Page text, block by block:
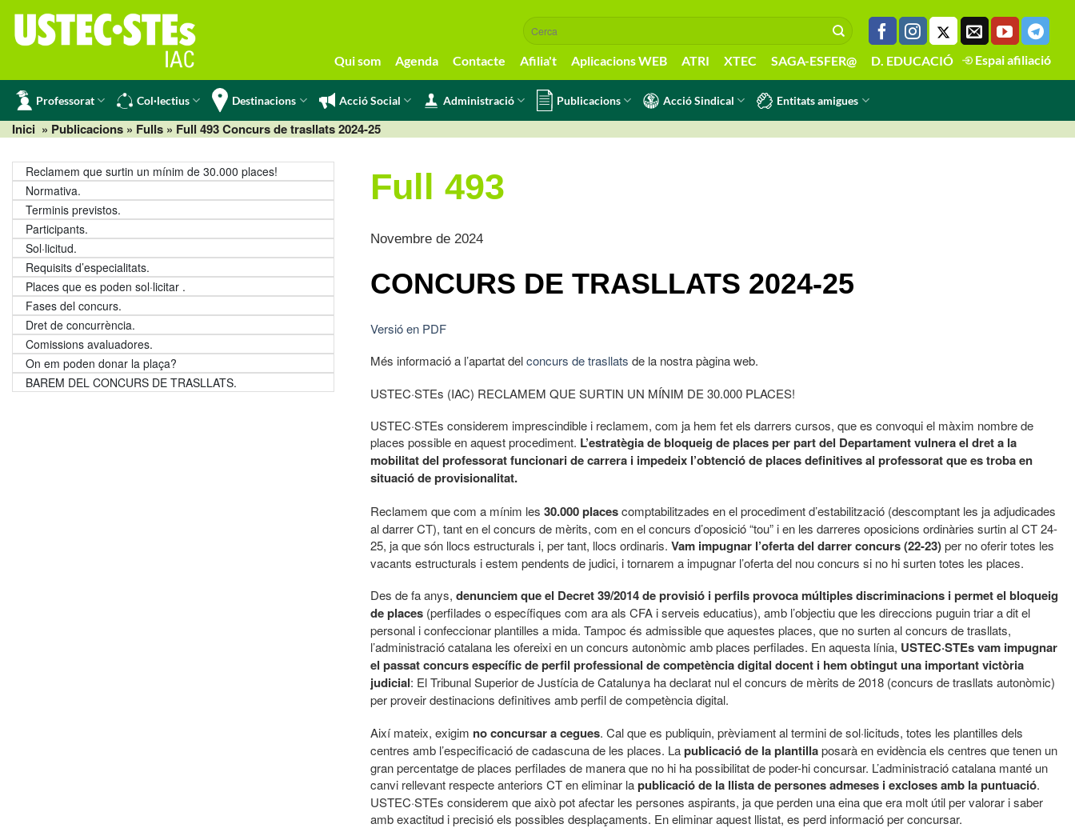
content
Qui som Agenda Contacte Afilia't Aplicacions WEB ATRI XTEC SAGA-ESFER@ D. EDUCACIÓ Espai afiliació
Professorat Col·lectius Destinacions Acció Social Administració Publicacions Acció Sindical Entitats amigues
Inici » Publicacions » Fulls » Full 493 Concurs de trasllats 2024-25
Reclamem que surtin un mínim de 30.000 places!
Normativa.
Terminis previstos.
Participants.
Sol·licitud.
Requisits d’especialitats.
Places que es poden sol·licitar .
Fases del concurs.
Dret de concurrència.
Comissions avaluadores.
On em poden donar la plaça?
BAREM DEL CONCURS DE TRASLLATS.
Full 493
Novembre de 2024
CONCURS DE TRASLLATS 2024-25
Versió en PDF
Més informació a l’apartat delconcurs de trasllats de la nostra pàgina web.
USTEC·STEs (IAC) RECLAMEM QUE SURTIN UN MÍNIM DE 30.000 PLACES!
USTEC·STEs considerem imprescindible i reclamem, com ja hem fet els darrers cursos, que es convoqui el màxim nombre de
places possible en aquest procediment. L’estratègia de bloqueig de places per part del Departament vulnera el dret a la
mobilitat del professorat funcionari de carrera i impedeix l’obtenció de places definitives al professorat que es troba en
situació de provisionalitat.
Reclamem que com a mínim les 30.000 placescomptabilitzades en el procediment d’estabilització (descomptant les ja adjudicades
al darrer CT), tant en el concurs de mèrits, com en el concurs d’oposició “tou” i en les darreres oposicions ordinàries surtin al CT 24-
25, ja que són llocs estructurals i, per tant, llocs ordinaris. Vam impugnar l’oferta del darrer concurs (22-23)per no oferir totes les
vacants estructurals i estem pendents de judici, i tornarem a impugnar l’oferta del nou concurs si no hi surten totes les places.
Des de fa anys, denunciem que el Decret 39/2014 de provisió i perfils provoca múltiples discriminacions i permet el bloqueig
de places (perfilades o específiques com ara als CFA i serveis educatius), amb l’objectiu que les direccions puguin triar a dit el
personal i confeccionar plantilles a mida. Tampoc és admissible que aquestes places, que no surten al concurs de trasllats,
l’administració catalana les ofereixi en un concurs autonòmic amb places perfilades. En aquesta línia, USTEC·STEs vam impugnar
el passat concurs específic de perfil professional de competència digital docent i hem obtingut una important victòria
judicial: El Tribunal Superior de Justícia de Catalunya ha declarat nul el concurs de mèrits de 2018 (concurs de trasllats autonòmic)
per proveir destinacions definitives amb perfil de competència digital.
Així mateix, exigim no concursar a cegues. Cal que es publiquin, prèviament al termini de sol·licituds, totes les plantilles dels
centres amb l’especificació de cadascuna de les places. Lapublicació de la plantillaposarà en evidència els centres que tenen un
gran percentatge de places perfilades de manera que no hi ha possibilitat de poder-hi concursar. L’administració catalana manté un
canvi rellevant respecte anteriors CT en eliminar lapublicació de la llista de persones admeses i excloses amb la puntuació.
USTEC·STEs considerem que això pot afectar les persones aspirants, ja que perden una eina que era molt útil per valorar i saber
amb exactitud i precisió els possibles desplaçaments. En eliminar aquest llistat, es perd informació per concursar.